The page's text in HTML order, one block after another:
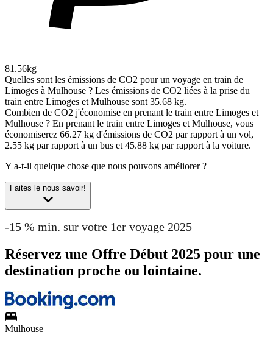
81.56kg
Quelles sont les émissions de CO2 pour un voyage en train de
Limoges à Mulhouse ? Les émissions de CO2 liées à la prise du
train entre Limoges et Mulhouse sont 35.68 kg.
Combien de CO2 j'économise en prenant le train entre Limoges et
Mulhouse ? En prenant le train entre Limoges et Mulhouse, vous
économiserez 66.27 kg d'émissions de CO2 par rapport à un vol,
2.55 kg par rapport à un bus et 45.88 kg par rapport à la voiture.
Y a-t-il quelque chose que nous pouvons améliorer ?
Faites le nous savoir!
-15 % min. sur votre 1er voyage 2025
Réservez une Offre Début 2025 pour une
destination proche ou lointaine.
Mulhouse